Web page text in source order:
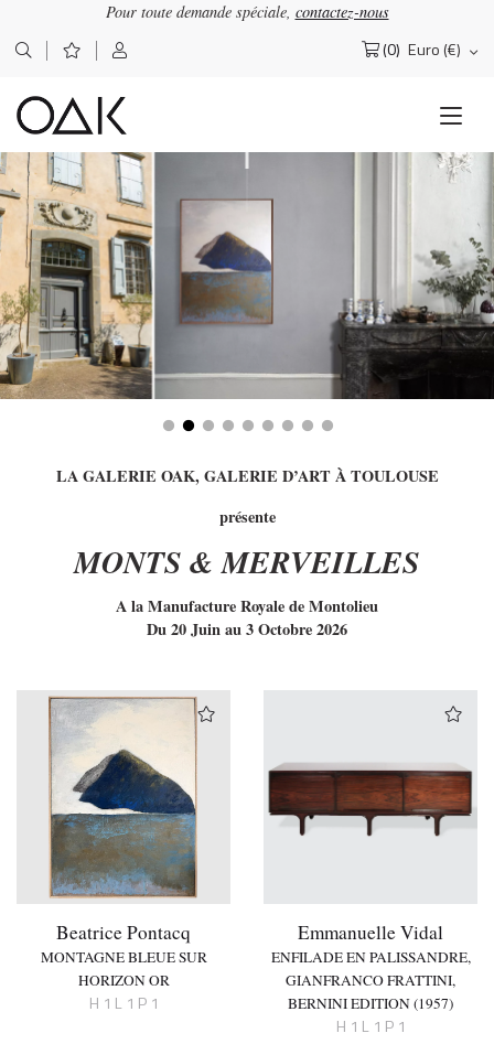
Pour toute demande spéciale, contactez-nous
(0) Euro (€)
Rechercher :
LA GALERIE OAK, GALERIE D’ART À TOULOUSE
présente
MONTS & MERVEILLES
A la Manufacture Royale de Montolieu
Du 20 Juin au 3 Octobre 2026
Beatrice Pontacq
MONTAGNE BLEUE SUR
HORIZON OR
H 1 L 1 P 1
Emmanuelle Vidal
ENFILADE EN PALISSANDRE,
GIANFRANCO FRATTINI,
BERNINI EDITION (1957)
H 1 L 1 P 1